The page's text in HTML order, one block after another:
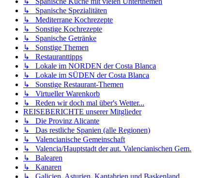
↳ Spanische Spezialitäten
↳ Mediterrane Kochrezepte
↳ Sonstige Kochrezepte
↳ Spanische Getränke
↳ Sonstige Themen
↳ Restauranttipps
↳ Lokale im NORDEN der Costa Blanca
↳ Lokale im SÜDEN der Costa Blanca
↳ Sonstige Restaurant-Themen
↳ Virtueller Warenkorb
↳ Reden wir doch mal über's Wetter...
REISEBERICHTE unserer Mitglieder
↳ Die Provinz Alicante
↳ Das restliche Spanien (alle Regionen)
↳ Valencianische Gemeinschaft
↳ Valencia/Hauptstadt der aut. Valencianischen Gem.
↳ Balearen
↳ Kanaren